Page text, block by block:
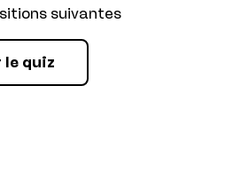
suivantes
le quiz